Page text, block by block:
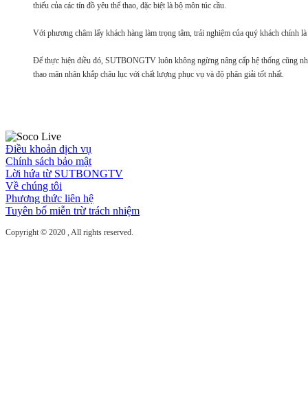
thiếu của các tín đồ yêu thể thao, đặc biệt là bộ môn túc cầu.
Với phương châm lấy khách hàng làm trọng tâm, trải nghiệm của quý khách
Để thực hiện điều đó, SUTBONGTV luôn không ngừng nâng cấp hệ thống cũng
thao mãn nhãn khắp châu lục với chất lượng phục vụ và độ phân giải tốt nhất.
Điều khoản dịch vụ
Chính sách bảo mật
Lời hứa từ SUTBONGTV
Về chúng tôi
Phương thức liên hệ
Tuyên bố miễn trừ trách nhiệm
Copyright © 2020 , All rights reserved.